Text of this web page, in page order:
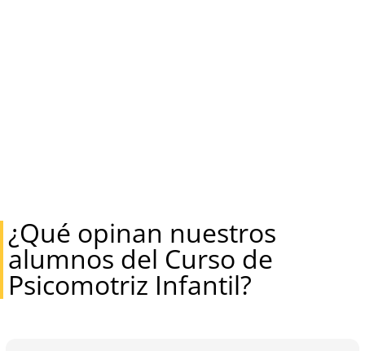
¿Qué opinan nuestros
alumnos del Curso de
Psicomotriz Infantil?